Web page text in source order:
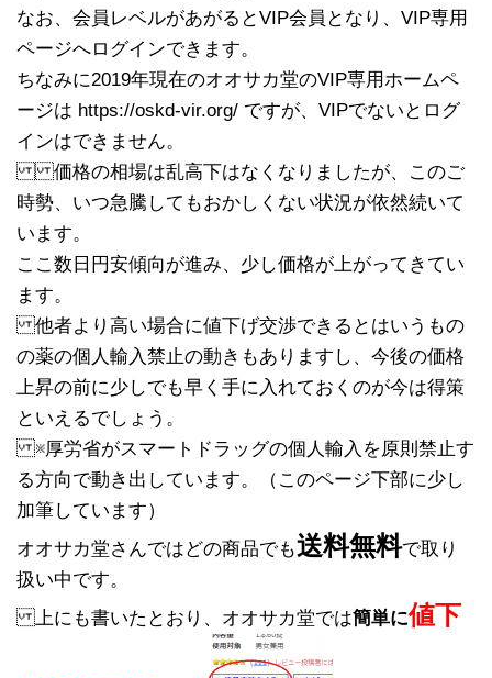
なお、会員レベルがあがるとVIP会員となり、VIP専用
ページへログインできます。
ちなみに2019年現在のオオサカ堂のVIP専用ホームペ
ージは https://oskd-vir.org/ ですが、VIPでないとログ
インはできません。
価格の相場は乱高下はなくなりましたが、このご
時勢、いつ急騰してもおかしくない状況が依然続いて
います。
ここ数日円安傾向が進み、少し価格が上がってきてい
ます。
他者より高い場合に値下げ交渉できるとはいうもの
の薬の個人輸入禁止の動きもありますし、今後の価格
上昇の前に少しでも早く手に入れておくのが今は得策
といえるでしょう。
※厚労省がスマートドラッグの個人輸入を原則禁止す
る方向で動き出しています。（このページ下部に少し
加筆しています）
オオサカ堂さんではどの商品でも送料無料で取り
扱い中です。
上にも書いたとおり、オオサカ堂では簡単に値下